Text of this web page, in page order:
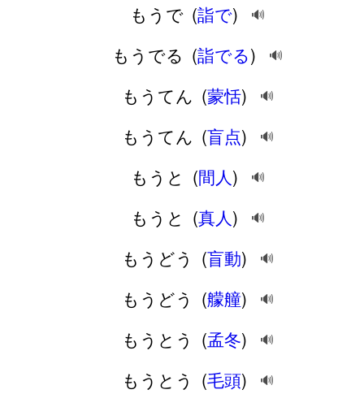
もうで (詣で) 🔊
もうでる (詣でる) 🔊
もうてん (蒙恬) 🔊
もうてん (盲点) 🔊
もうと (間人) 🔊
もうと (真人) 🔊
もうどう (盲動) 🔊
もうどう (艨艟) 🔊
もうとう (孟冬) 🔊
もうとう (毛頭) 🔊